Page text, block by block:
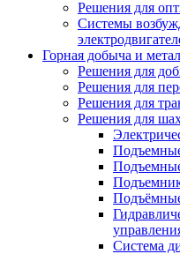
Решения для
Системы
Горная добыча и
Решения для
Решения для
Решения для
Решения для
Система